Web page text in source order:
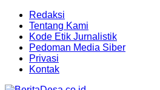
Redaksi
Tentang Kami
Kode Etik Jurnalistik
Pedoman Media Siber
Privasi
Kontak